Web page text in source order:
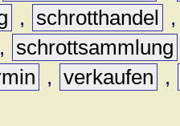
, schrotthandel
, schrottsammlung
, verkaufen
,